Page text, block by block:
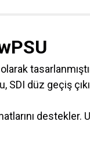
düz geçiş
destekler.